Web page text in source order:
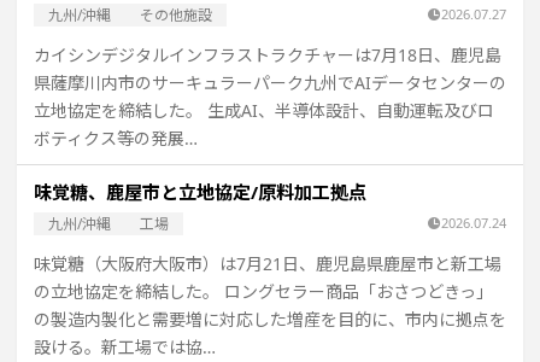
九州/沖縄 その他施設 2026.07.27
カイシンデジタルインフラストラクチャーは7月18日、鹿児島
県薩摩川内市のサーキュラーパーク九州でAIデータセンターの
立地協定を締結した。 生成AI、半導体設計、自動運転及びロ
ボティクス等の発展…
味覚糖、鹿屋市と立地協定/原料加工拠点
九州/沖縄 工場 2026.07.24
味覚糖（大阪府大阪市）は7月21日、鹿児島県鹿屋市と新工場
の立地協定を締結した。 ロングセラー商品「おさつどきっ」
の製造内製化と需要増に対応した増産を目的に、市内に拠点を
設ける。新工場では協…